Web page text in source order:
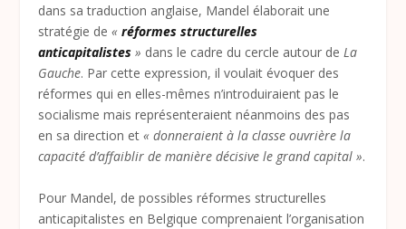
dans sa traduction anglaise, Mandel élaborait une
stratégie de«réformes structurelles
anticapitalistes » dans le cadre du cercle autour deLa
Gauche. Par cette expression, il voulait évoquer des
réformes qui en elles-mêmes n’introduiraient pas le
socialisme mais représenteraient néanmoins des pas
en sa direction et« donneraient à la classe ouvrière la
capacité d’affaiblir de manière décisive le grand capital ».
Pour Mandel, de possibles réformes structurelles
anticapitalistes en Belgique comprenaient l’organisation